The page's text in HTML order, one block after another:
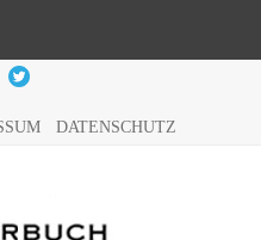
DATENSCHUTZ